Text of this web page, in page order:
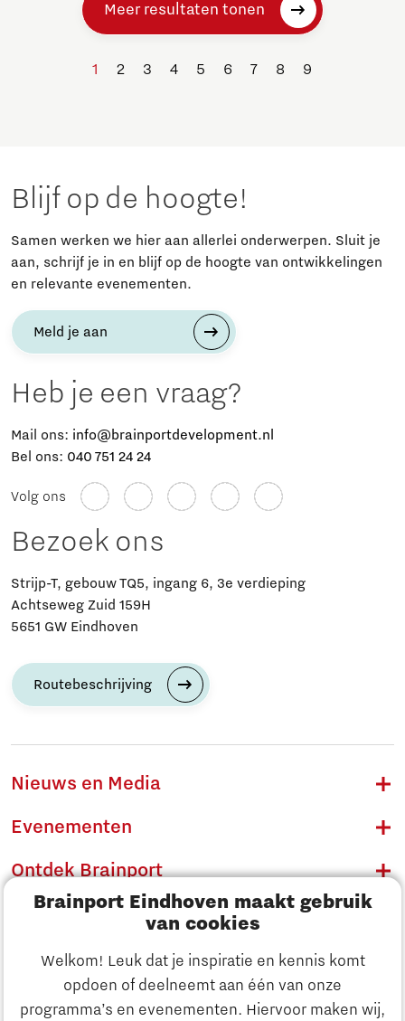
Brainport Eindhoven maakt gebruik
van cookies
Welkom! Leuk dat je inspiratie en kennis komt
opdoen of deelneemt aan één van onze
programma’s en evenementen. Hiervoor maken wij,
Meer resultaten tonen
1 2 3 4 5 6 7 8 9
Blijf op de hoogte!
Samen werken we hier aan allerlei onderwerpen. Sluit je
aan, schrijf je in en blijf op de hoogte van ontwikkelingen
en relevante evenementen.
Meld je aan
Heb je een vraag?
Mail ons: info@brainportdevelopment.nl
Bel ons: 040 751 24 24
Volg ons
Bezoek ons
Strijp-T, gebouw TQ5, ingang 6, 3e verdieping
Achtseweg Zuid 159H
5651 GW Eindhoven
Routebeschrijving
Nieuws en Media
Evenementen
Ontdek Brainport
Innovatie
Ondernemen
Onderwijs